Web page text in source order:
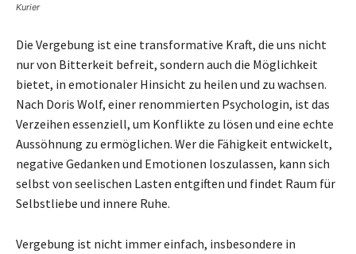
Kurier
Die Vergebung ist eine transformative Kraft, die uns nicht
nur von Bitterkeit befreit, sondern auch die Möglichkeit
bietet, in emotionaler Hinsicht zu heilen und zu wachsen.
Nach Doris Wolf, einer renommierten Psychologin, ist das
Verzeihen essenziell, um Konflikte zu lösen und eine echte
Aussöhnung zu ermöglichen. Wer die Fähigkeit entwickelt,
negative Gedanken und Emotionen loszulassen, kann sich
selbst von seelischen Lasten entgiften und findet Raum für
Selbstliebe und innere Ruhe.
Vergebung ist nicht immer einfach, insbesondere in